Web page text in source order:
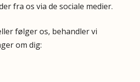
fra os via de sociale medier.
følger os, behandler vi
om dig: